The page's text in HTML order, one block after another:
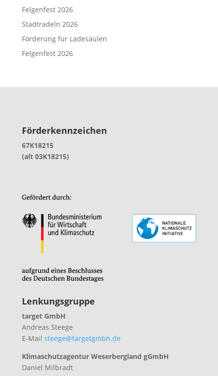
Felgenfest 2026
Stadtradeln 2026
Förderung für Ladesäulen
Felgenfest 2026
Förderkennzeichen
67K18215
(alt 03K18215)
Lenkungsgruppe
target GmbH
Andreas Steege
E-Mail steege@targetgmbh.de
Klimaschutzagentur Weserbergland gGmbH
Daniel Milbradt